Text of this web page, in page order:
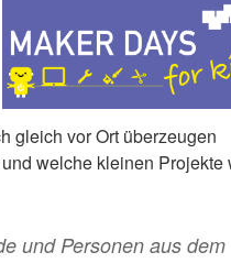
gleich vor Ort überzeugen
welche kleinen Projekte
und Personen aus dem